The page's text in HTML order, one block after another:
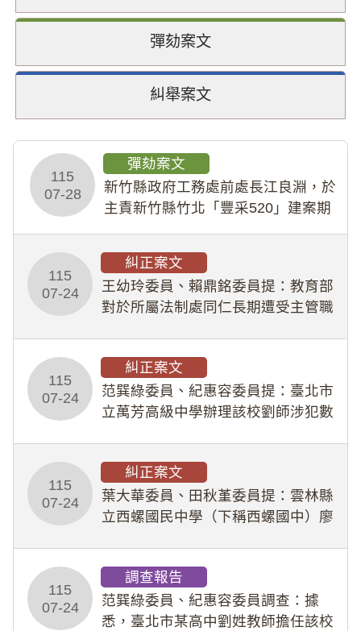
彈劾案文
糾舉案文
115
07-28
彈劾案文
新竹縣政府工務處前處長江良淵，於
主責新竹縣竹北「豐采520」建案期
幣1,483萬餘元，並長期收受建商餽
贈；復罔顧公共安全，圖利默許建商
於停工期間
115
07-24
糾正案文
王幼玲委員、賴鼎銘委員提：教育部
對於所屬法制處同仁長期遭受主管職
人員保障法」及「職業安全衛生法」
所定維護公務人員
115
07-24
糾正案文
范巽綠委員、紀惠容委員提：臺北市
立萬芳高級中學辦理該校劉師涉犯數
業把關與糾錯功能，不僅首份調查報
告漏未審酌師生不
115
07-24
糾正案文
葉大華委員、田秋堇委員提：雲林縣
立西螺國民中學（下稱西螺國中）廖
教羽球隊學生等行為，歷經該校校園
事件處理會議（下
115
07-24
調查報告
范巽綠委員、紀惠容委員調查：據
悉，臺北市某高中劉姓教師擔任該校